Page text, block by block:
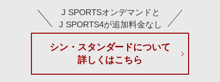
J SPORTSオンデマンドと
J SPORTS4が追加料金なし
シン・スタンダードについて
詳しくはこちら